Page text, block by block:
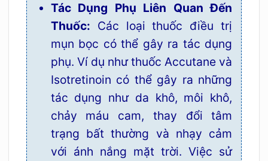
Tác Dụng Phụ Liên Quan Đến
Thuốc: Các loại thuốc điều trị
mụn bọc có thể gây ra tác dụng
phụ. Ví dụ như thuốc Accutane và
Isotretinoin có thể gây ra những
tác dụng như da khô, môi khô,
chảy máu cam, thay đổi tâm
trạng bất thường và nhạy cảm
với ánh nắng mặt trời. Việc sử